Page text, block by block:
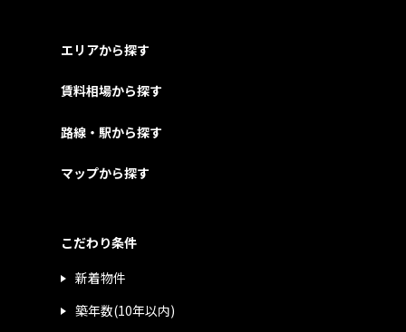
エリアから探す
賃料相場から探す
路線・駅から探す
マップから探す
こだわり条件
新着物件
築年数(10年以内)